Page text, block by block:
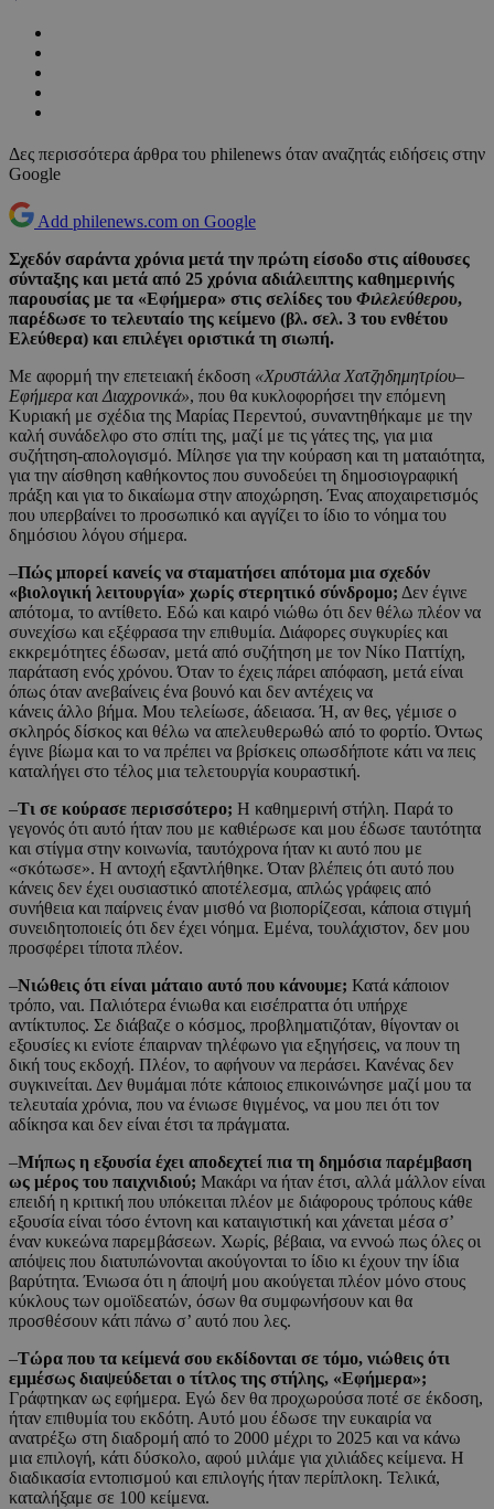
Δες περισσότερα άρθρα του philenews όταν αναζητάς ειδήσεις στην
Google
Add philenews.com on Google
Σχεδόν σαράντα χρόνια μετά την πρώτη είσοδο στις αίθουσες
σύνταξης και μετά από 25 χρόνια αδιάλειπτης καθημερινής
παρουσίας με τα «Εφήμερα» στις σελίδες του Φιλελεύθερου,
παρέδωσε το τελευταίο της κείμενο (βλ. σελ. 3 του ενθέτου
Ελεύθερα) και επιλέγει οριστικά τη σιωπή.
Με αφορμή την επετειακή έκδοση «Χρυστάλλα Χατζηδημητρίου–
Εφήμερα και Διαχρονικά», που θα κυκλοφορήσει την επόμενη
Κυριακή με σχέδια της Μαρίας Περεντού, συναντηθήκαμε με την
καλή συνάδελφο στο σπίτι της, μαζί με τις γάτες της, για μια
συζήτηση-απολογισμό. Μίλησε για την κούραση και τη ματαιότητα,
για την αίσθηση καθήκοντος που συνοδεύει τη δημοσιογραφική
πράξη και για το δικαίωμα στην αποχώρηση. Ένας αποχαιρετισμός
που υπερβαίνει το προσωπικό και αγγίζει το ίδιο το νόημα του
δημόσιου λόγου σήμερα.
–Πώς μπορεί κανείς να σταματήσει απότομα μια σχεδόν
«βιολογική λειτουργία» χωρίς στερητικό σύνδρομο; Δεν έγινε
απότομα, το αντίθετο. Εδώ και καιρό νιώθω ότι δεν θέλω πλέον να
συνεχίσω και εξέφρασα την επιθυμία. Διάφορες συγκυρίες και
εκκρεμότητες έδωσαν, μετά από συζήτηση με τον Νίκο Παττίχη,
παράταση ενός χρόνου. Όταν το έχεις πάρει απόφαση, μετά είναι
όπως όταν ανεβαίνεις ένα βουνό και δεν αντέχεις να
κάνεις άλλο βήμα. Μου τελείωσε, άδειασα. Ή, αν θες, γέμισε ο
σκληρός δίσκος και θέλω να απελευθερωθώ από το φορτίο. Όντως
έγινε βίωμα και το να πρέπει να βρίσκεις οπωσδήποτε κάτι να πεις
καταλήγει στο τέλος μια τελετουργία κουραστική.
–Τι σε κούρασε περισσότερο; Η καθημερινή στήλη. Παρά το
γεγονός ότι αυτό ήταν που με καθιέρωσε και μου έδωσε ταυτότητα
και στίγμα στην κοινωνία, ταυτόχρονα ήταν κι αυτό που με
«σκότωσε». Η αντοχή εξαντλήθηκε. Όταν βλέπεις ότι αυτό που
κάνεις δεν έχει ουσιαστικό αποτέλεσμα, απλώς γράφεις από
συνήθεια και παίρνεις έναν μισθό να βιοπορίζεσαι, κάποια στιγμή
συνειδητοποιείς ότι δεν έχει νόημα. Εμένα, τουλάχιστον, δεν μου
προσφέρει τίποτα πλέον.
–Νιώθεις ότι είναι μάταιο αυτό που κάνουμε; Κατά κάποιον
τρόπο, ναι. Παλιότερα ένιωθα και εισέπραττα ότι υπήρχε
αντίκτυπος. Σε διάβαζε ο κόσμος, προβληματιζόταν, θίγονταν οι
εξουσίες κι ενίοτε έπαιρναν τηλέφωνο για εξηγήσεις, να πουν τη
δική τους εκδοχή. Πλέον, το αφήνουν να περάσει. Κανένας δεν
συγκινείται. Δεν θυμάμαι πότε κάποιος επικοινώνησε μαζί μου τα
τελευταία χρόνια, που να ένιωσε θιγμένος, να μου πει ότι τον
αδίκησα και δεν είναι έτσι τα πράγματα.
–Μήπως η εξουσία έχει αποδεχτεί πια τη δημόσια παρέμβαση
ως μέρος του παιχνιδιού; Μακάρι να ήταν έτσι, αλλά μάλλον είναι
επειδή η κριτική που υπόκειται πλέον με διάφορους τρόπους κάθε
εξουσία είναι τόσο έντονη και καταιγιστική και χάνεται μέσα σ’
έναν κυκεώνα παρεμβάσεων. Χωρίς, βέβαια, να εννοώ πως όλες οι
απόψεις που διατυπώνονται ακούγονται το ίδιο κι έχουν την ίδια
βαρύτητα. Ένιωσα ότι η άποψή μου ακούγεται πλέον μόνο στους
κύκλους των ομοϊδεατών, όσων θα συμφωνήσουν και θα
προσθέσουν κάτι πάνω σ’ αυτό που λες.
–Τώρα που τα κείμενά σου εκδίδονται σε τόμο, νιώθεις ότι
εμμέσως διαψεύδεται ο τίτλος της στήλης, «Εφήμερα»;
Γράφτηκαν ως εφήμερα. Εγώ δεν θα προχωρούσα ποτέ σε έκδοση,
ήταν επιθυμία του εκδότη. Αυτό μου έδωσε την ευκαιρία να
ανατρέξω στη διαδρομή από το 2000 μέχρι το 2025 και να κάνω
μια επιλογή, κάτι δύσκολο, αφού μιλάμε για χιλιάδες κείμενα. Η
διαδικασία εντοπισμού και επιλογής ήταν περίπλοκη. Τελικά,
καταλήξαμε σε 100 κείμενα.